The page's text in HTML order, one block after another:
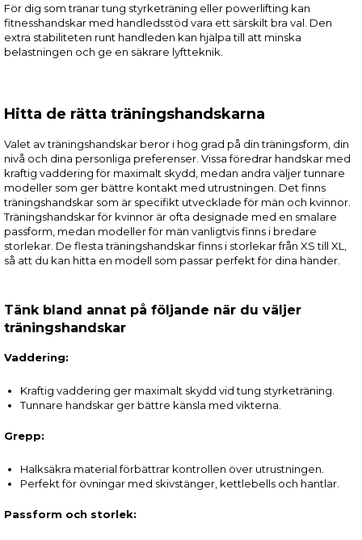
För dig som tränar tung styrketräning eller powerlifting kan
fitnesshandskar med handledsstöd vara ett särskilt bra val. Den
extra stabiliteten runt handleden kan hjälpa till att minska
belastningen och ge en säkrare lyftteknik.
Hitta de rätta träningshandskarna
Valet av träningshandskar beror i hög grad på din träningsform, din
nivå och dina personliga preferenser. Vissa föredrar handskar med
kraftig vaddering för maximalt skydd, medan andra väljer tunnare
modeller som ger bättre kontakt med utrustningen. Det finns
träningshandskar som är specifikt utvecklade för män och kvinnor.
Träningshandskar för kvinnor är ofta designade med en smalare
passform, medan modeller för män vanligtvis finns i bredare
storlekar. De flesta träningshandskar finns i storlekar från XS till XL,
så att du kan hitta en modell som passar perfekt för dina händer.
Tänk bland annat på följande när du väljer
träningshandskar
Vaddering:
Kraftig vaddering ger maximalt skydd vid tung styrketräning.
Tunnare handskar ger bättre känsla med vikterna.
Grepp:
Halksäkra material förbättrar kontrollen över utrustningen.
Perfekt för övningar med skivstänger, kettlebells och hantlar.
Passform och storlek: